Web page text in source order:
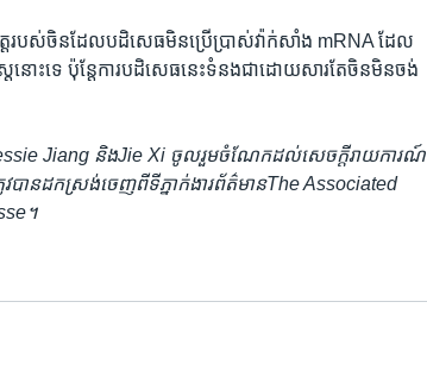
របស់​ចិន​ដែល​បដិសេធមិន​ប្រើប្រាស់​វ៉ាក់សាំង mRNA ដែល​
រ​នោះ​ទេ ប៉ុន្តែ​ការ​បដិសេធ​នេះ​ទំនង​ជា​ដោយសារតែ​ចិន​មិន​ចង់​
Jiang និងJie Xi ចូលរួម​ចំណែក​ដល់​សេចក្ដីរាយការណ៍​
បាន​ដកស្រង់​ចេញ​ពី​ទីភ្នាក់ងារ​ព័ត៌មានThe Associated
។